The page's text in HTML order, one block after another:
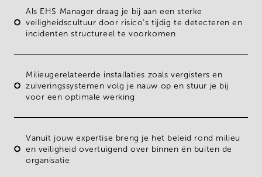
Als EHS Manager draag je bij aan eensterke
veiligheidscultuur door risico’s tijdig te detecteren en
incidenten structureel te voorkomen
Milieugerelateerde installaties zoals vergisters en
zuiveringssystemen volg je nauw op en stuur je bij
voor een optimale werking
Vanuit jouw expertise breng je het beleid rond milieu
en veiligheid overtuigend over binnen én buiten de
organisatie